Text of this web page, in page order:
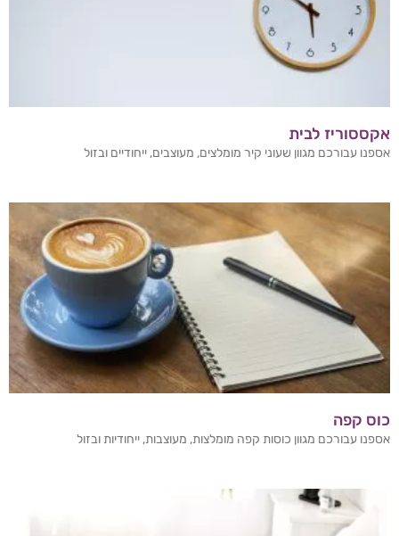
אקססוריז לבית
אספנו עבורכם מגוון שעוני קיר מומלצים, מעוצבים, ייחודיים ובזול
כוס קפה
אספנו עבורכם מגוון כוסות קפה מומלצות, מעוצבות, ייחודיות ובזול